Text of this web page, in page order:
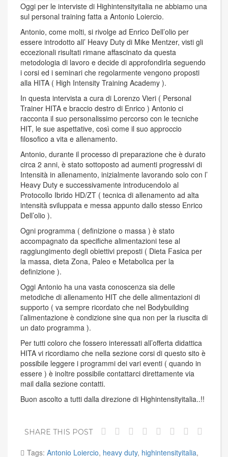
Oggi per le interviste di Highintensityitalia ne abbiamo una
sul personal training fatta a Antonio Loiercio.
Antonio, come molti, si rivolge ad Enrico Dell’olio per
essere introdotto all’ Heavy Duty di Mike Mentzer, visti gli
eccezionali risultati rimane affascinato da questa
metodologia di lavoro e decide di approfondirla seguendo
i corsi ed i seminari che regolarmente vengono proposti
alla HITA ( High Intensity Training Academy ).
In questa intervista a cura di Lorenzo Vieri ( Personal
Trainer HITA e braccio destro di Enrico ) Antonio ci
racconta il suo personalissimo percorso con le tecniche
HIT, le sue aspettative, così come il suo approccio
filosofico a vita e allenamento.
Antonio, durante il processo di preparazione che è durato
circa 2 anni, è stato sottoposto ad aumenti progressivi di
Intensità in allenamento, inizialmente lavorando solo con l’
Heavy Duty e successivamente introducendolo al
Protocollo Ibrido HD/ZT ( tecnica di allenamento ad alta
intensità sviluppata e messa appunto dallo stesso Enrico
Dell’olio ).
Ogni programma ( definizione o massa ) è stato
accompagnato da specifiche alimentazioni tese al
raggiungimento degli obiettivi preposti ( Dieta Fasica per
la massa, dieta Zona, Paleo e Metabolica per la
definizione ).
Oggi Antonio ha una vasta conoscenza sia delle
metodiche di allenamento HIT che delle alimentazioni di
supporto ( va sempre ricordato che nel Bodybuilding
l’alimentazione è condizione sine qua non per la riuscita di
un dato programma ).
Per tutti coloro che fossero interessati all’offerta didattica
HITA vi ricordiamo che nella sezione corsi di questo sito è
possibile leggere i programmi dei vari eventi ( quando in
essere ) è inoltre possibile contattarci direttamente via
mail dalla sezione contatti.
Buon ascolto a tutti dalla direzione di Highintensityitalia..!!
SHARE THIS POST
Tags: Antonio Loiercio, heavy duty, highintensityitalia,